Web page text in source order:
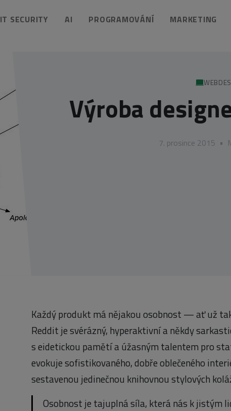
IT SECURITY AI PROGRAMOVÁNÍ MARKETING
Výroba
7. prosince 2015 •
Každý produkt má nějakou osobnost — ať už
Reddit je svérázný, hyperaktivní a někdy
s eidetickou pamětí a úžasným talentem pro
evokuje sofistikovaného, dobře oblečeného
sestavenou jedinečnou knihovnou stylových
Osobnost je tajuplná síla, která nás k jistým